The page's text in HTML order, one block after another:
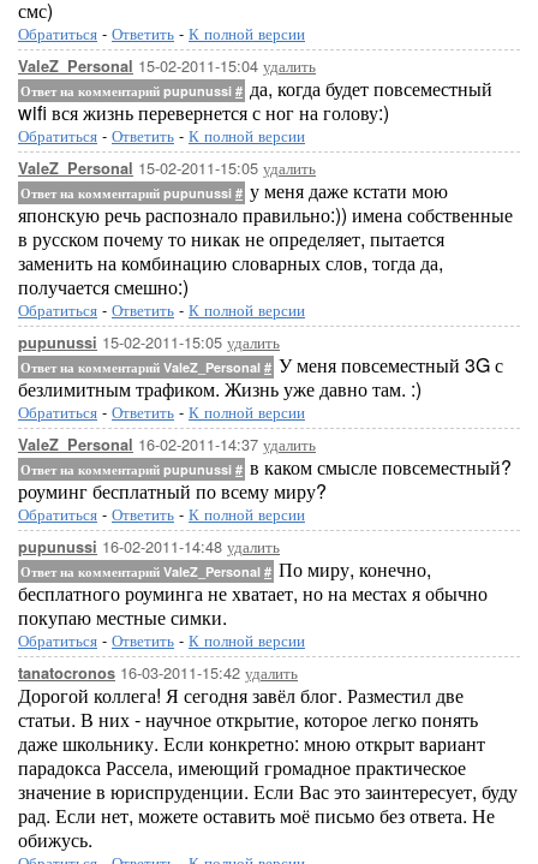
смс)
Обратиться - Ответить - К полной версии
ValeZ_Personal 15-02-2011-15:04 удалить
Ответ на комментарий pupunussi # да, когда будет повсеместный
wifi вся жизнь перевернется с ног на голову:)
Обратиться - Ответить - К полной версии
ValeZ_Personal 15-02-2011-15:05 удалить
Ответ на комментарий pupunussi # у меня даже кстати мою
японскую речь распознало правильно:)) имена собственные
в русском почему то никак не определяет, пытается
заменить на комбинацию словарных слов, тогда да,
получается смешно:)
Обратиться - Ответить - К полной версии
pupunussi 15-02-2011-15:05 удалить
Ответ на комментарий ValeZ_Personal # У меня повсеместный 3G с
безлимитным трафиком. Жизнь уже давно там. :)
Обратиться - Ответить - К полной версии
ValeZ_Personal 16-02-2011-14:37 удалить
Ответ на комментарий pupunussi # в каком смысле повсеместный?
роуминг бесплатный по всему миру?
Обратиться - Ответить - К полной версии
pupunussi 16-02-2011-14:48 удалить
Ответ на комментарий ValeZ_Personal # По миру, конечно,
бесплатного роуминга не хватает, но на местах я обычно
покупаю местные симки.
Обратиться - Ответить - К полной версии
tanatocronos 16-03-2011-15:42 удалить
Дорогой коллега! Я сегодня завёл блог. Разместил две
статьи. В них - научное открытие, которое легко понять
даже школьнику. Если конкретно: мною открыт вариант
парадокса Рассела, имеющий громадное практическое
значение в юриспруденции. Если Вас это заинтересует, буду
рад. Если нет, можете оставить моё письмо без ответа. Не
обижусь.